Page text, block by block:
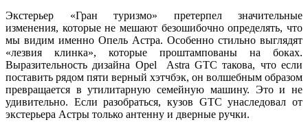
Экстерьер «Гран туризмо» претерпел значительные
изменения, которые не мешают безошибочно определять, что
мы видим именно Опель Астра. Особенно стильно выглядят
«лезвия клинка», которые проштампованы на боках.
Выразительность дизайна Opel Astra GTC такова, что если
поставить рядом пяти верный хэтчбэк, он волшебным образом
превращается в утилитарную семейную машину. Это и не
удивительно. Если разобраться, кузов GTC унаследовал от
экстерьера Астры только антенну и дверные ручки.